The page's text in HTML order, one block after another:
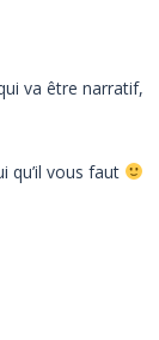
va être narratif,
qu’il vous faut